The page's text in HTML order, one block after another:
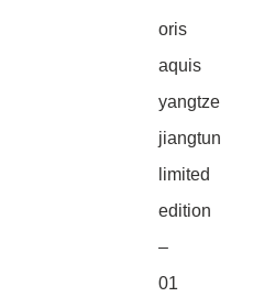
oris
aquis
yangtze
jiangtun
limited
edition
–
01